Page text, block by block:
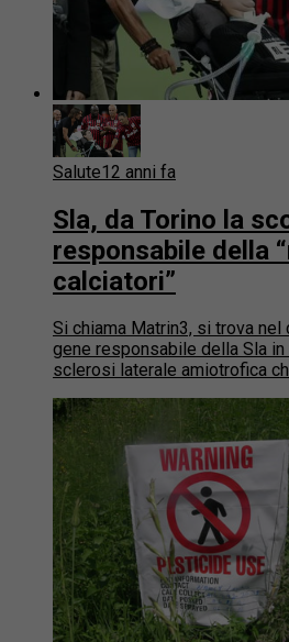
Salute12 anni fa
Sla, da Torino la
responsabile della
calciatori”
Si chiama Matrin3, si trova nel
gene responsabile della Sla
sclerosi laterale amiotrofica